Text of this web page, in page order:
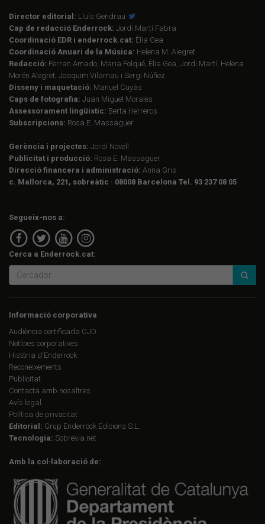
Director editorial: Lluís Gendrau
Cap de redacció Enderrock: Jordi Martí Fabra
Coordinació EDR i enderrock.cat: Èlia Gea
Coordinació Anuari de la Música: Helena M. Alegret
Redacció: Ferran Amado, Maria Folqué, Èlia Gea, Jordi Martí, Helena
Morén Alegret, Joaquim Vilarnau i Sergi Núñez
Disseny i maquetació: Manuel Cuyàs
Caps de fotografia: Juan Miguel Morales
Assessorament lingüístic: Berta Herreros
Subscripcions: Rosa E. Massaguer
Gerència i projectes: Jordi Novell
Publicitat i producció: Rosa E. Massaguer
Direcció financera i administració: Anna Gris
c. Mallorca, 221, sobreàtic · 08008 Barcelona Tel. 93 237 08 05
Segueix-nos a:
Cerca a Enderrock.cat:
Informació corporativa
Audiència certificada OJD
Notícies corporatives
Història d'Enderrock
Reconeixements
Publicitat
Contacta amb nosaltres
Avís legal
Política de privacitat
Editorial: Grup Enderrock Edicions S.L.
Tecnologia: Sobrevia.net
Amb la col·laboració de: